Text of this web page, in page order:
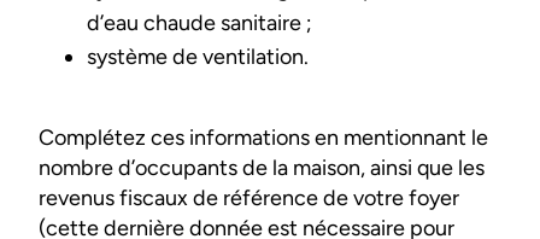
d’eau chaude sanitaire ;
système de ventilation.
Complétez ces informations en mentionnant le
nombre d’occupants de la maison, ainsi que les
revenus fiscaux de référence de votre foyer
(cette dernière donnée est nécessaire pour